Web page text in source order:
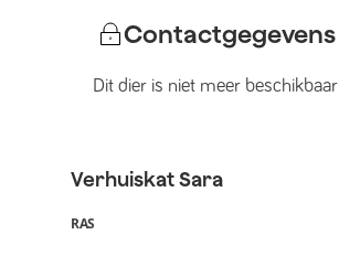
Contactgegevens
Dit dier is niet meer beschikbaar
VerhuiskatSara
RAS